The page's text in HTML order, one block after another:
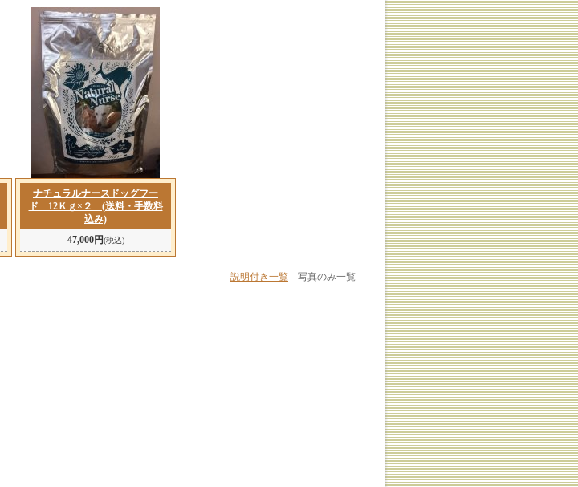
ナチュラルナースドッグフー
ド 12Ｋｇ×２ (送料・手数料
込み)
47,000円(税込)
説明付き一覧 写真のみ一覧